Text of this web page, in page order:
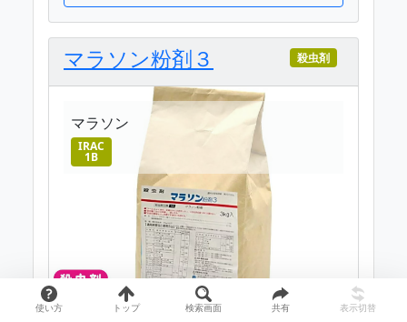
マラソン粉剤３ 殺虫剤
マラソン
IRAC
1B
使い方 トップ 検索画面 共有 表示切替